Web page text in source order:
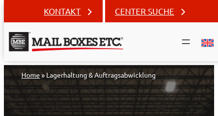
Zum
Inhalt
springen
KONTAKT CENTER SUCHE
Home» Lagerhaltung & Auftragsabwicklung